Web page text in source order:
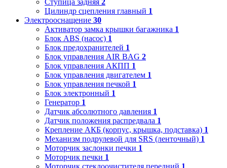
Цилиндр сцепления главный 1
Электрооснащение 30
Активатор замка крышки багажника 1
Блок ABS (насос) 1
Блок предохранителей 1
Блок управления AIR BAG 2
Блок управления АКПП 1
Блок управления двигателем 1
Блок управления печкой 1
Блок электронный 1
Генератор 1
Датчик абсолютного давления 1
Датчик положения распредвала 1
Крепление АКБ (корпус, крышка, подставка) 1
Механизм подрулевой для SRS (ленточный) 1
Моторчик заслонки печки 1
Моторчик печки 1
Моторчик стеклоочистителя передний 1